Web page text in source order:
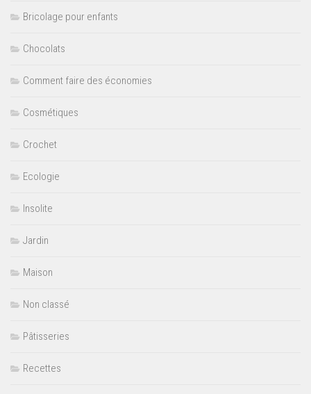
Bricolage pour enfants
Chocolats
Comment faire des économies
Cosmétiques
Crochet
Ecologie
Insolite
Jardin
Maison
Non classé
Pâtisseries
Recettes